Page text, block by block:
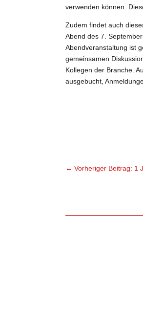
verwenden können.
Zudem findet auch
Abend des 7.
Abendveranstaltung ist
gemeinsamen
Kollegen der Branche.
ausgebucht,
←Vorheriger Beitrag: 1